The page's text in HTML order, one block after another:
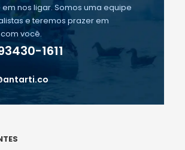
em nos ligar. Somos uma equipe
e teremos prazer em
você.
1611